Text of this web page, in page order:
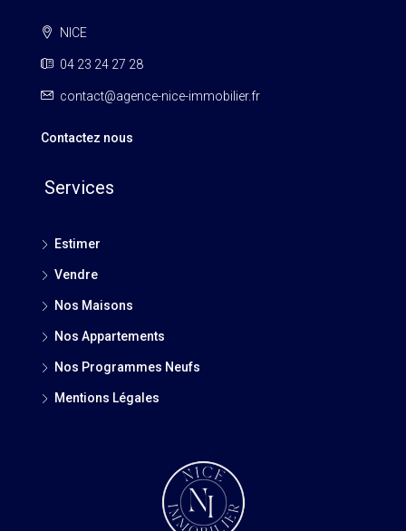
NICE
04 23 24 27 28
contact@agence-nice-immobilier.fr
Contactez nous
Services
Estimer
Vendre
Nos Maisons
Nos Appartements
Nos Programmes Neufs
Mentions Légales